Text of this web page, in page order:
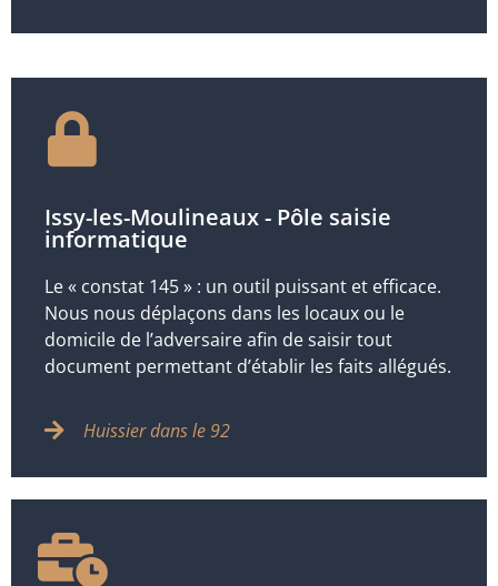
Issy-les-Moulineaux - Pôle saisie
informatique
Le « constat 145 » : un outil puissant et efficace.
Nous nous déplaçons dans les locaux ou le
domicile de l’adversaire afin de saisir tout
document permettant d’établir les faits allégués.
Huissier dans le 92